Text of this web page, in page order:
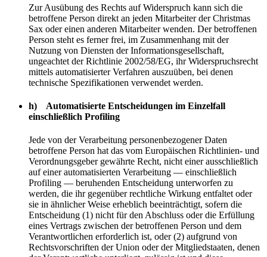
Zur Ausübung des Rechts auf Widerspruch kann sich die
betroffene Person direkt an jeden Mitarbeiter der Christmas
Sax oder einen anderen Mitarbeiter wenden. Der betroffenen
Person steht es ferner frei, im Zusammenhang mit der
Nutzung von Diensten der Informationsgesellschaft,
ungeachtet der Richtlinie 2002/58/EG, ihr Widerspruchsrecht
mittels automatisierter Verfahren auszuüben, bei denen
technische Spezifikationen verwendet werden.
h) Automatisierte Entscheidungen im Einzelfall
einschließlich Profiling
Jede von der Verarbeitung personenbezogener Daten
betroffene Person hat das vom Europäischen Richtlinien- und
Verordnungsgeber gewährte Recht, nicht einer ausschließlich
auf einer automatisierten Verarbeitung — einschließlich
Profiling — beruhenden Entscheidung unterworfen zu
werden, die ihr gegenüber rechtliche Wirkung entfaltet oder
sie in ähnlicher Weise erheblich beeinträchtigt, sofern die
Entscheidung (1) nicht für den Abschluss oder die Erfüllung
eines Vertrags zwischen der betroffenen Person und dem
Verantwortlichen erforderlich ist, oder (2) aufgrund von
Rechtsvorschriften der Union oder der Mitgliedstaaten, denen